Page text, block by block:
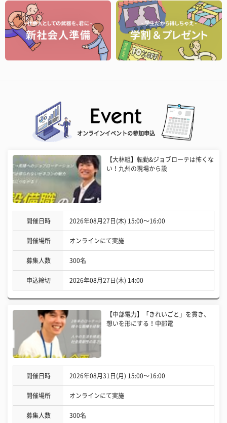
オンラインイベントの参加申込
【大林組】転勤&ジョブローテは怖くな
い！九州の現場から設
開催日時 2026年08月27日(木) 15:00〜16:00
開催場所 オンラインにて実施
募集人数 300名
申込締切 2026年08月27日(木) 14:00
【中部電力】「きれいごと」を貫き、
想いを形にする！中部電
開催日時 2026年08月31日(月) 15:00〜16:00
開催場所 オンラインにて実施
募集人数 300名